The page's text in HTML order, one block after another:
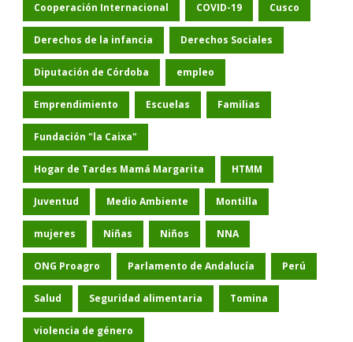
Cooperación Internacional COVID-19 Cusco
Derechos de la infancia Derechos Sociales
Diputación de Córdoba empleo
Emprendimiento Escuelas Familias
Fundación "la Caixa"
Hogar de Tardes Mamá Margarita HTMM
Juventud Medio Ambiente Montilla
mujeres Niñas Niños NNA
ONG Proagro Parlamento de Andalucía Perú
Salud Seguridad alimentaria Tomina
violencia de género